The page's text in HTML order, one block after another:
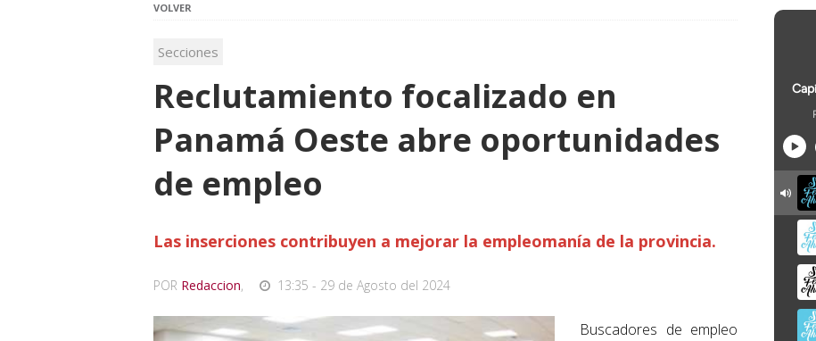
VOLVER
Secciones
Reclutamiento focalizado en
Panamá Oeste abre oportunidades
de empleo
Las inserciones contribuyen a mejorar la empleomanía de la provincia.
POR Redaccion, 13:35 - 29 de Agosto del 2024
Buscadores de empleo